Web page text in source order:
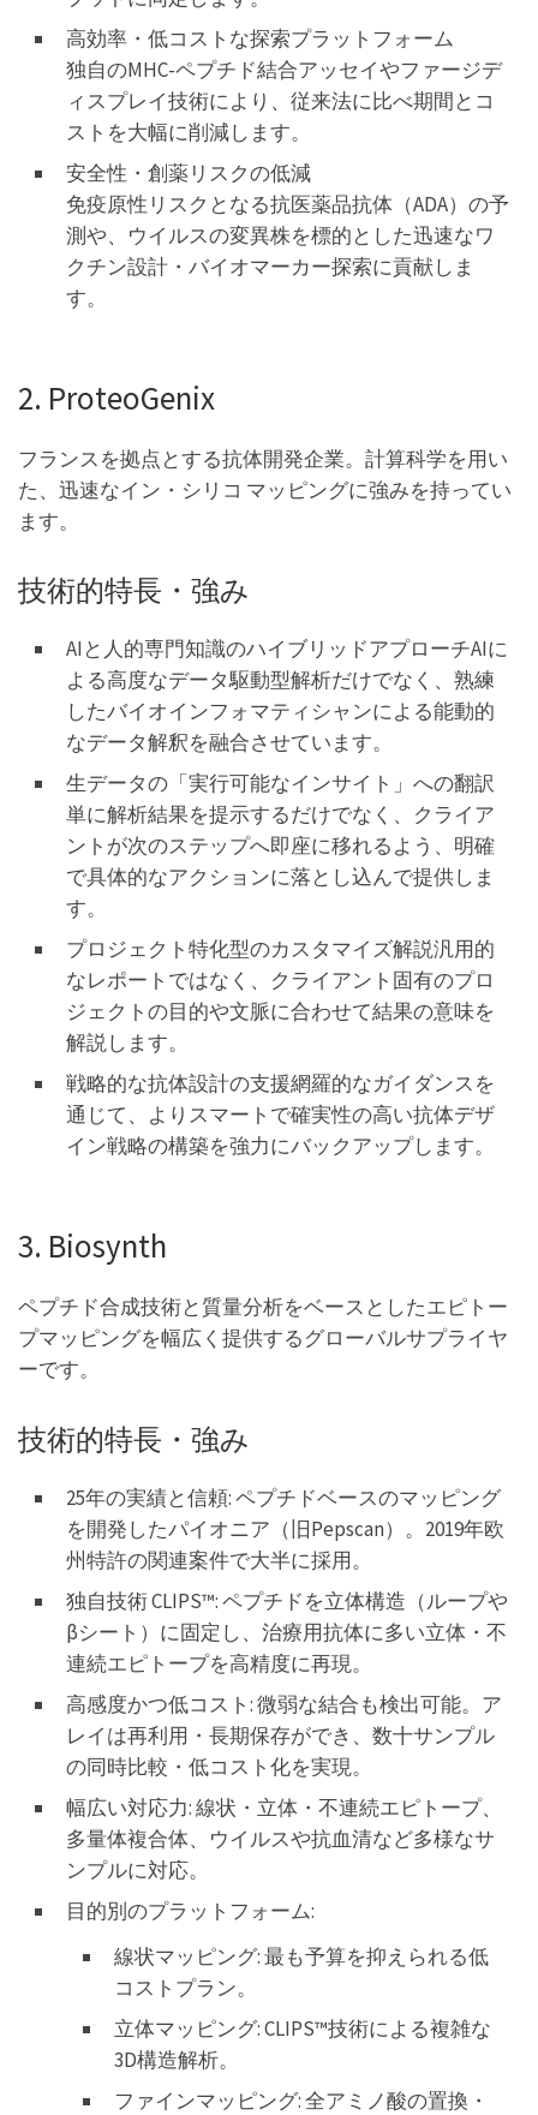
高効率・低コストな探索プラットフォーム
独自のMHC-ペプチド結合アッセイやファージデ
ィスプレイ技術により、従来法に比べ期間とコ
ストを大幅に削減します。
安全性・創薬リスクの低減
免疫原性リスクとなる抗医薬品抗体（ADA）の予
測や、ウイルスの変異株を標的とした迅速なワ
クチン設計・バイオマーカー探索に貢献しま
す。
2. ProteoGenix
フランスを拠点とする抗体開発企業。計算科学を用い
た、迅速なイン・シリコ マッピングに強みを持ってい
ます。
技術的特長・強み
AIと人的専門知識のハイブリッドアプローチAIに
よる高度なデータ駆動型解析だけでなく、熟練
したバイオインフォマティシャンによる能動的
なデータ解釈を融合させています。
生データの「実行可能なインサイト」への翻訳
単に解析結果を提示するだけでなく、クライア
ントが次のステップへ即座に移れるよう、明確
で具体的なアクションに落とし込んで提供しま
す。
プロジェクト特化型のカスタマイズ解説汎用的
なレポートではなく、クライアント固有のプロ
ジェクトの目的や文脈に合わせて結果の意味を
解説します。
戦略的な抗体設計の支援網羅的なガイダンスを
通じて、よりスマートで確実性の高い抗体デザ
イン戦略の構築を強力にバックアップします。
3. Biosynth
ペプチド合成技術と質量分析をベースとしたエピトー
プマッピングを幅広く提供するグローバルサプライヤ
ーです。
技術的特長・強み
25年の実績と信頼: ペプチドベースのマッピング
を開発したパイオニア（旧Pepscan）。2019年欧
州特許の関連案件で大半に採用。
独自技術 CLIPS™: ペプチドを立体構造（ループや
βシート）に固定し、治療用抗体に多い立体・不
連続エピトープを高精度に再現。
高感度かつ低コスト: 微弱な結合も検出可能。ア
レイは再利用・長期保存ができ、数十サンプル
の同時比較・低コスト化を実現。
幅広い対応力: 線状・立体・不連続エピトープ、
多量体複合体、ウイルスや抗血清など多様なサ
ンプルに対応。
目的別のプラットフォーム:
線状マッピング: 最も予算を抑えられる低
コストプラン。
立体マッピング: CLIPS™技術による複雑な
3D構造解析。
ファインマッピング: 全アミノ酸の置換・